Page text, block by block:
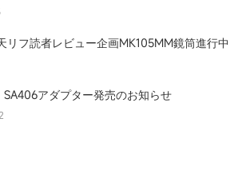
リフ読者レビュー企画MK105MM鏡筒進行中
SA406アダプター発売のお知らせ